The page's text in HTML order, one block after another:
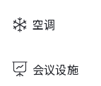
Thursday
Friday
空调
会议设施